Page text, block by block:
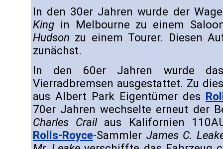
In den 30er Jahren wurde der
King in Melbourne zu einem
Hudson zu einem Tourer. Diesen
zunächst.
In den 60er Jahren wurde
Vierradbremsen ausgestattet. Zu
aus Albert Park Eigentümer des
70er Jahren wechselte erneut der
Charles Crailaus Kalifornien
Rolls-Royce-Sammler James C.